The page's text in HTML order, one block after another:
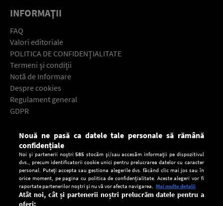
INFORMAŢII
FAQ
Valori editoriale
POLITICA DE CONFIDENŢIALITATE
Termeni şi condiţii
Notă de Informare
Despre cookies
Regulament general
GDPR
Descarcă gratuit aplicaţia Europa FM pentru smartphone:
Nouă ne pasă ca datele tale personale să rămână
confidențiale
Noi și partenerii noștri585 stocăm și/sau accesăm informații pe dispozitivul
dvs., precum identificatorii cookie unici pentru prelucrarea datelor cu caracter
personal. Puteți accepta sau gestiona alegerile dvs. făcând clic mai jos sau în
orice moment, pe pagina cu politica de confidențialitate. Aceste alegeri vor fi
raportate partenerilor noștri și nu vă vor afecta navigarea. Mai multe detalii
Atât noi, cât și partenerii noștri prelucrăm datele pentru a
oferi: